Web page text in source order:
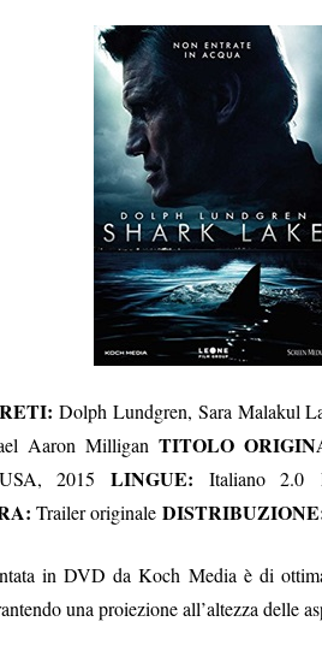
Dolph Lundgren, Sara Malakul
Aaron Milligan TITOLO
2015LINGUE: Italiano 2.0
Trailer originale
in DVD da Koch Media è di
una proiezione all’altezza delle